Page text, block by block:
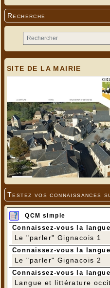
Recherche
SITE DE LA MAIRIE
Testez vos connaissances
QCM simple
Connaissez-vous la
Le "parler" Gignacois 1
Connaissez-vous la
Le "parler" Gignacois 2
Connaissez-vous la
Langue et littérature